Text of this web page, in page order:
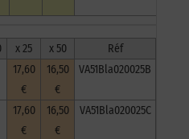
x 25 x 50
Réf
17,60
€
16,50
€
VA51Bla020025B
17,60
€
16,50
€
VA51Bla020025C